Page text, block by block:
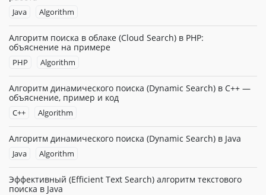
Java Algorithm
Алгоритм поиска в облаке (Cloud Search) в PHP:
объяснение на примере
PHP Algorithm
Алгоритм динамического поиска (Dynamic Search) в C++ —
объяснение, пример и код
C++ Algorithm
Алгоритм динамического поиска (Dynamic Search) в Java
Java Algorithm
Эффективный (Efficient Text Search) алгоритм текстового
поиска в Java